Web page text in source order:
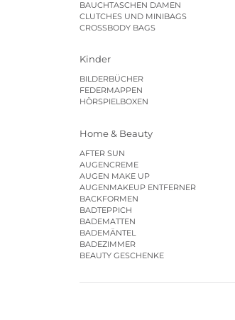
BAUCHTASCHEN DAMEN
CLUTCHES UND MINIBAGS
CROSSBODY BAGS
Kinder
BILDERBÜCHER
FEDERMAPPEN
HÖRSPIELBOXEN
Home & Beauty
AFTER SUN
AUGENCREME
AUGEN MAKE UP
AUGENMAKEUP ENTFERNER
BACKFORMEN
BADTEPPICH
BADEMATTEN
BADEMÄNTEL
BADEZIMMER
BEAUTY GESCHENKE